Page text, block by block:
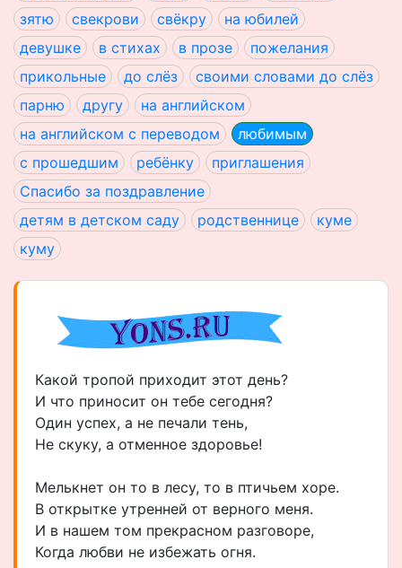
зятю
свекрови свёкру
на юбилей
девушке
в стихах в прозе
пожелания
прикольные
до слёз
своими словами до слёз
парню
другу
на английском
на английском с переводом
любимым
с прошедшим
ребёнку
приглашения
Спасибо за поздравление
детям в детском саду
родственнице
куме
куму
Какой тропой приходит этот день?
И что приносит он тебе сегодня?
Один успех, а не печали тень,
Не скуку, а отменное здоровье!
Мелькнет он то в лесу, то в птичьем хоре.
В открытке утренней от верного меня.
И в нашем том прекрасном разговоре,
Когда любви не избежать огня.